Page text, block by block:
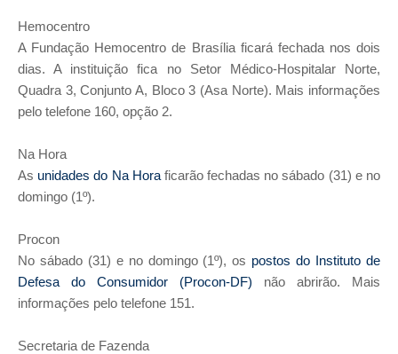
Hemocentro
A Fundação Hemocentro de Brasília ficará fechada nos dois
dias. A instituição fica no Setor Médico-Hospitalar Norte,
Quadra 3, Conjunto A, Bloco 3 (Asa Norte). Mais informações
pelo telefone 160, opção 2.
Na Hora
As unidades do Na Horaficarão fechadas no sábado (31) e no
domingo (1º).
Procon
No sábado (31) e no domingo (1º), os postos do Instituto de
Defesa do Consumidor (Procon-DF) não abrirão. Mais
informações pelo telefone 151.
Secretaria de Fazenda